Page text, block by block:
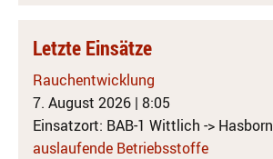
Letzte Einsätze
Rauchentwicklung
7. August 2026 | 8:05
Einsatzort: BAB-1 Wittlich -> Hasborn
auslaufende Betriebsstoffe